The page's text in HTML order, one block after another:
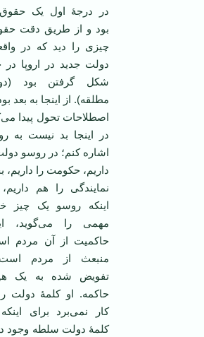
در درجۀ اول یک
بود و از طریق دقت
چیزی را دید که در
دولت جدید در اروپا در
شکل گرفتن بود
مطلقه). از اینجا به بعد
اصطلاحات تحول پیدا
در اینجا بد نیست به
اشاره کنم؛ در روسو
داریم، حکومت را داریم،
نمایندگی را هم
اینکه روسو یک چیز
مهمی را می‌گوید،
حاکمیت از آن مردم
منبعث از مردم
تفویض شده به یک
حاکمه. او کلمۀ دولت
کار نمی‌برد برای
کلمۀ دولت سلطه وجود